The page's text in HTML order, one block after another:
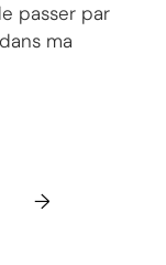
passer par
ma
→